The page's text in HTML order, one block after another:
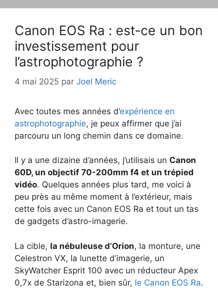
Canon EOS Ra : est-ce un bon
investissement pour
l’astrophotographie ?
4 mai 2025 par Joel Meric
Avec toutes mes années d’expérience en
astrophotographie, je peux affirmer que j’ai
parcouru un long chemin dans ce domaine.
Il y a une dizaine d’années, j’utilisais un Canon
60D, un objectif 70-200mm f4 et un trépied
vidéo. Quelques années plus tard, me voici à
peu près au même moment à l’extérieur, mais
cette fois avec un Canon EOS Ra et tout un tas
de gadgets d’astro-imagerie.
La cible, la nébuleuse d’Orion, la monture, une
Celestron VX, la lunette d’imagerie, un
SkyWatcher Esprit 100 avec un réducteur Apex
0,7x de Starizona et, bien sûr, le Canon EOS Ra.